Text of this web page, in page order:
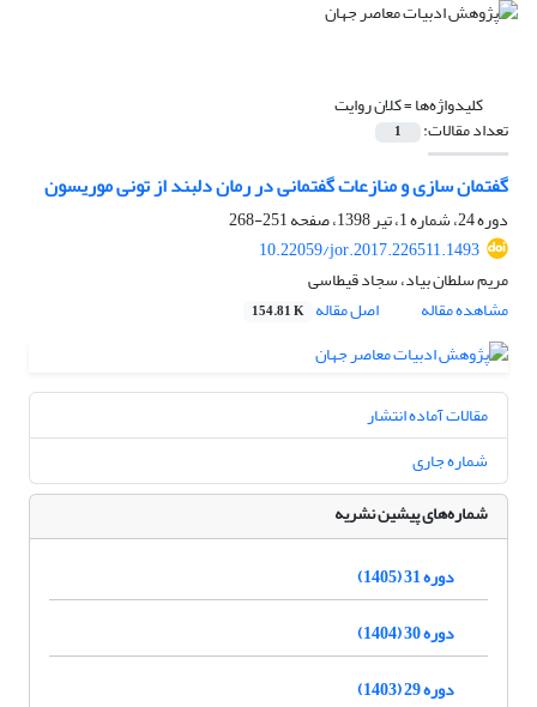
کلیدواژه‌ها =کلان روایت
تعداد مقالات: 1
گفتمان سازی و منازعات گفتمانی در رمان دلبند از تونی موریسون
دوره 24، شماره 1، تیر 1398، صفحه
251-268
10.22059/jor.2017.226511.1493
مریم سلطان بیاد، سجاد قیطاسی
مشاهده مقاله
اصل مقاله 154.81 K
مقالات آماده انتشار
شماره جاری
شماره‌های پیشین نشریه
دوره 31 (1405)
دوره 30 (1404)
دوره 29 (1403)